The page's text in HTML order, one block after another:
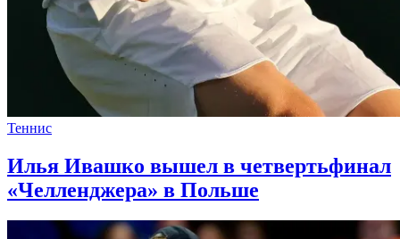
Теннис
Илья Ивашко вышел в четвертьфинал
«Челленджера» в Польше